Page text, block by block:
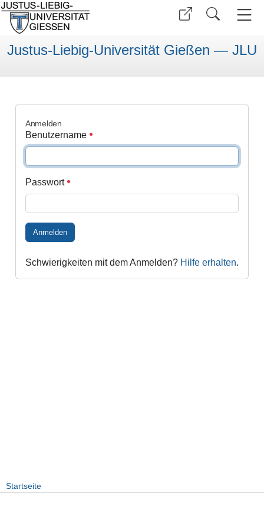
Justus-Liebig-Universität Gießen — JLU
Anmelden
Benutzername
Passwort
Anmelden
Schwierigkeiten mit dem Anmelden? Hilfe erhalten.
Startseite